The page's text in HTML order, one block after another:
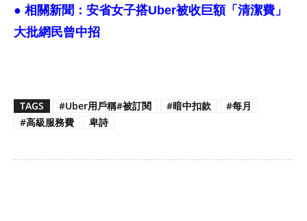
● 相關新聞： 安省女子搭Uber被收巨額「清潔費」
大批網民曾中招
TAGS #Uber用戶稱#被訂閱 #暗中扣款
#每月
#高級服務費
卑詩